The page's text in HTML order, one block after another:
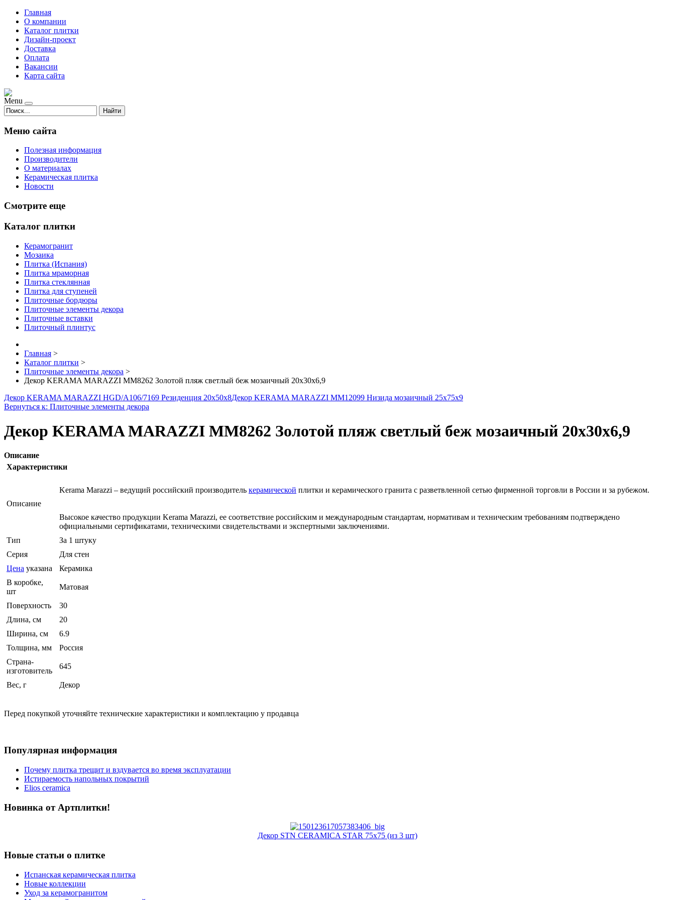
Главная
О компании
Каталог плитки
Дизайн-проект
Доставка
Оплата
Вакансии
Карта сайта
Menu
Найти
Меню сайта
Полезная информация
Производители
О материалах
Керамическая плитка
Новости
Смотрите еще
Каталог плитки
Керамогранит
Мозаика
Плитка (Испания)
Плитка мраморная
Плитка стеклянная
Плитка для ступеней
Плиточные бордюры
Плиточные элементы декора
Плиточные вставки
Плиточный плинтус
Главная >
Каталог плитки >
Плиточные элементы декора >
Декор KERAMA MARAZZI MM8262 Золотой пляж светлый беж мозаичный 20х30х6,9
Декор KERAMA MARAZZI HGD/A106/7169 Резиденция 20х50х8Декор KERAMA MARAZZI MM12099 Низида мозаичный 25х75х9
Вернуться к: Плиточные элементы декора
Декор KERAMA MARAZZI MM8262 Золотой пляж светлый беж мозаичный 20х30х6,9
Описание
Характеристики
Описание
Kerama Marazzi – ведущий российский производитель керамической плитки и керамического гранита с разветвленной сетью фирменной торговли в России и за рубежом.
Высокое качество продукции Kerama Marazzi, ее соответствие российским и международным стандартам, нормативам и техническим требованиям подтверждено
официальными сертификатами, техническими свидетельствами и экспертными заключениями.
Тип
За 1 штуку
Серия
Для стен
Цена указана
Керамика
В коробке,
шт
Матовая
Поверхность
30
Длина, см
20
Ширина, см
6.9
Толщина, мм
Россия
Страна-
изготовитель
645
Вес, г Декор
Перед покупкой уточняйте технические характеристики и комплектацию у продавца
Популярная информация
Почему плитка трещит и вздувается во время эксплуатации
Истираемость напольных покрытий
Elios ceramica
Новинка от Артплитки!
Декор STN CERAMICA STAR 75x75 (из 3 шт)
Новые статьи о плитке
Испанская керамическая плитка
Новые коллекции
Уход за керамогранитом